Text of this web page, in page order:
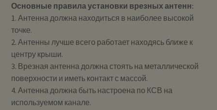
Основные правила установки врезных антенн:
1. Антенна должна находиться в наиболее высокой
точке.
2. Антенны лучше всего работает находясь ближе к
центру крыши.
3. Врезная антенна должна стоять на металлической
поверхности и иметь контакт с массой.
4. Антенна должна быть настроена по КСВ на
используемом канале.